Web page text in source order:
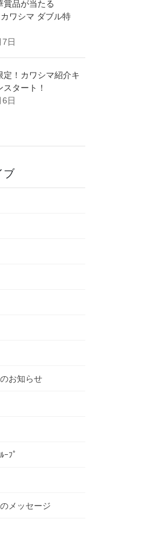
賞品が当たる
カワシマ ダブル特
日
定！カワシマ紹介キ
スタート！
日
ブ
お知らせ
ﾌﾟ
メッセージ